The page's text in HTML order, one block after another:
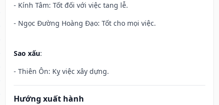
- Kính Tâm: Tốt đối với việc tang lễ.
- Ngọc Đường Hoàng Đạo: Tốt cho mọi việc.
Sao xấu:
- Thiên Ôn: Kỵ việc xây dựng.
Hướng xuất hành